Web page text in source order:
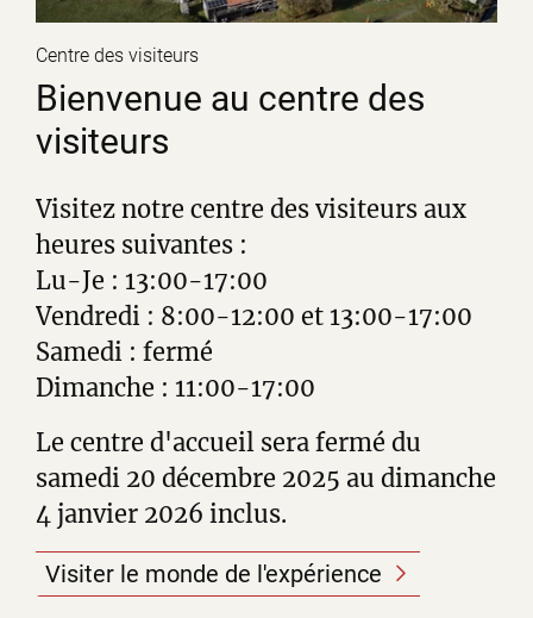
Centre des visiteurs
Bienvenue au centre des
visiteurs
Visitez notre centre des visiteurs aux
heures suivantes :
Lu-Je : 13:00-17:00
Vendredi : 8:00-12:00 et 13:00-17:00
Samedi : fermé
Dimanche : 11:00-17:00
Le centre d'accueil sera fermé du
samedi 20 décembre 2025 au dimanche
4 janvier 2026 inclus.
Visiter le monde de l'expérience